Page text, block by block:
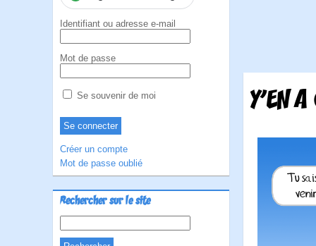
Identifiant ou adresse e-mail
Mot de passe
Se souvenir de moi
Créer un compte
Mot de passe oublié
Rechercher sur le site
Y'EN A